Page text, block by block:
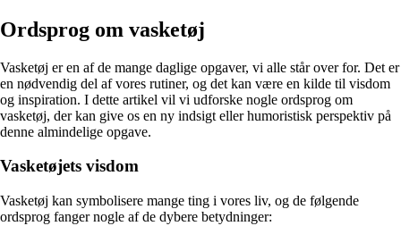
Ordsprog om vasketøj
Vasketøj er en af de mange daglige opgaver, vi alle står over for. Det er
en nødvendig del af vores rutiner, og det kan være en kilde til visdom
og inspiration. I dette artikel vil vi udforske nogle ordsprog om
vasketøj, der kan give os en ny indsigt eller humoristisk perspektiv på
denne almindelige opgave.
Vasketøjets visdom
Vasketøj kan symbolisere mange ting i vores liv, og de følgende
ordsprog fanger nogle af de dybere betydninger: